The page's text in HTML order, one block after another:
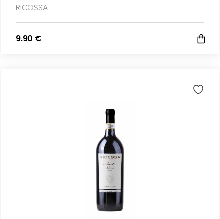
RICOSSA
9.90 €